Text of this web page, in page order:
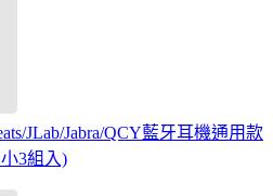
JLab/Jabra/QCY藍牙耳機通用款
3組入)